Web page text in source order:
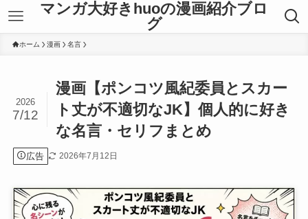
マンガ大好きhuoの漫画紹介ブロ
グ
ホーム 漫画 名言
漫画【ポンコツ風紀委員とスカー
ト丈が不適切なJK】個人的に好き
な名言・セリフまとめ
2026
7/12
広告 2026年7月12日